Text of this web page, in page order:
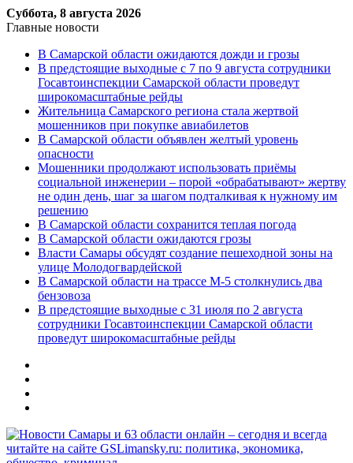
Суббота, 8 августа 2026
Главные новости
В Самарской области ожидаются дожди и грозы
В предстоящие выходные с 7 по 9 августа сотрудники
Госавтоинспекции Самарской области проведут
широкомасштабные рейды
Жительница Самарского региона стала жертвой
мошенников при покупке авиабилетов
В Самарской области объявлен желтый уровень
опасности
Мошенники продолжают использовать приёмы
социальной инженерии – порой «обрабатывают» жертву
не один день, шаг за шагом подталкивая к нужному им
решению
В Самарской области сохранится теплая погода
В Самарской области ожидаются грозы
Власти Самары обсудят создание пешеходной зоны на
улице Молодогвардейской
В Самарской области на трассе М-5 столкнулись два
бензовоза
В предстоящие выходные с 31 июля по 2 августа
сотрудники Госавтоинспекции Самарской области
проведут широкомасштабные рейды
Меню